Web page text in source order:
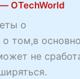
П
о
OTechWorld
о
о том,в
не